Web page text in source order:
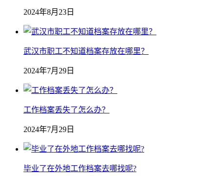
2024年8月23日
武汉市职工不知道档案存放在哪里？
2024年7月29日
工作档案丢失了怎么办？
2024年7月29日
毕业了在外地工作档案去哪找呢?